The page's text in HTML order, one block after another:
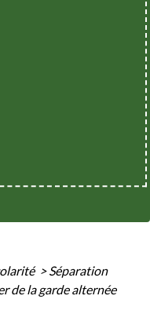
> Séparation
de la garde alternée